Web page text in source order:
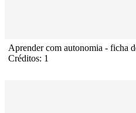
Aprender com autonomia - ficha
Créditos: 1